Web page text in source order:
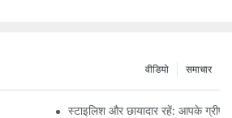
समाचार
वीडियो
अंतिम मार्गदर्शिकास्टाइलिश और छायादार रहें: आपके